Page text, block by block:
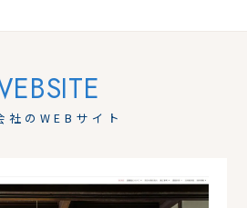
社のWEBサイト